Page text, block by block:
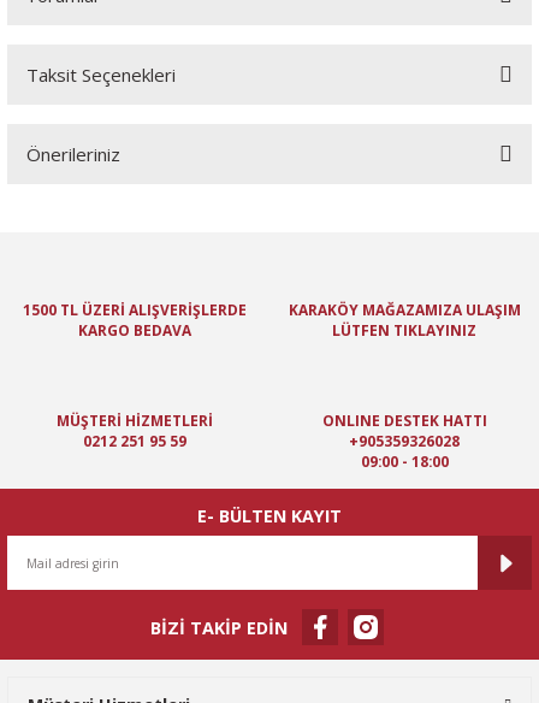
Taksit Seçenekleri
Önerileriniz
Ürün resmi kalitesiz, bozuk veya görüntülenemiyor.
Ürün bilgilerinde hatalar bulunuyor.
Ürün fiyatı diğer sitelerden daha pahalı.
Gönder
1500 TL ÜZERİ ALIŞVERİŞLERDE
KARGO BEDAVA
KARAKÖY MAĞAZAMIZA ULAŞIM
LÜTFEN TIKLAYINIZ
MÜŞTERİ HİZMETLERİ
0212 251 95 59
ONLINE DESTEK HATTI
+905359326028
09:00 - 18:00
E- BÜLTEN KAYIT
BİZİ TAKİP EDİN